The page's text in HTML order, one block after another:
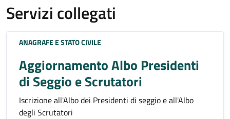
Servizi collegati
ANAGRAFE E STATO CIVILE
Aggiornamento Albo Presidenti
di Seggio e Scrutatori
Iscrizione all'Albo dei Presidenti di seggio e all'Albo
degli Scrutatori